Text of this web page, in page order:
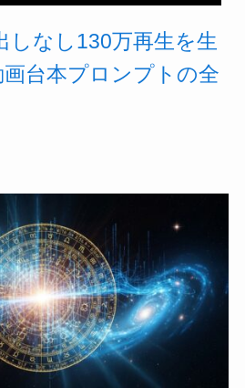
しなし130万再生を生
台本プロンプトの全